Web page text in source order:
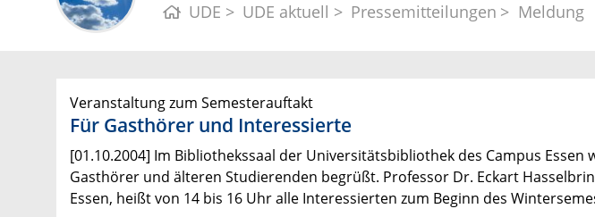
UDE UDE aktuell Pressemitteilungen Meldung
Veranstaltung zum Semesterauftakt
Für Gasthörer und Interessierte
[01.10.2004] Im Bibliothekssaal der Universitätsbibliothek des Campus
Gasthörer und älteren Studierenden begrüßt. Professor Dr. Eckart
Essen, heißt von 14 bis 16 Uhr alle Interessierten zum Beginn des